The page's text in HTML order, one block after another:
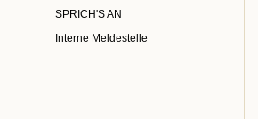
SPRICH'S AN
Interne Meldestelle